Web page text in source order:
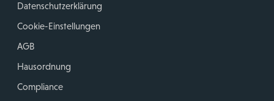
Datenschutzerklärung
Cookie-Einstellungen
AGB
Hausordnung
Compliance